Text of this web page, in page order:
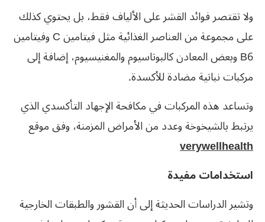
ولا تقتصر فوائد القشر على الألياف فقط، بل يحتوي كذلك
على مجموعة من العناصر الغذائية مثل فيتامين C وفيتامين
B6 وبعض المعادن كالبوتاسيوم والمغنيسيوم، إضافة إلى
مركبات نباتية مضادة للأكسدة.
وتساعد هذه المركبات في مكافحة الإجهاد التأكسدي الذي
يرتبط بالشيخوخة وعدد من الأمراض المزمنة، وفق موقع
verywellhealth
استخدامات مفيدة
وتشير الدراسات الحديثة إلى أن القشور والطبقات الخارجية